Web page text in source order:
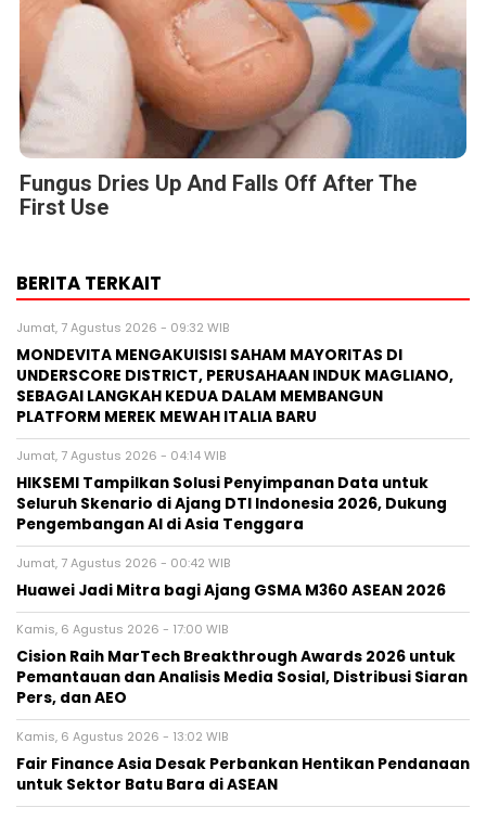
Fungus Dries Up And Falls Off After The
First Use
BERITA TERKAIT
Jumat, 7 Agustus 2026 - 09:32 WIB
MONDEVITA MENGAKUISISI SAHAM MAYORITAS DI
UNDERSCORE DISTRICT, PERUSAHAAN INDUK MAGLIANO,
SEBAGAI LANGKAH KEDUA DALAM MEMBANGUN
PLATFORM MEREK MEWAH ITALIA BARU
Jumat, 7 Agustus 2026 - 04:14 WIB
HIKSEMI Tampilkan Solusi Penyimpanan Data untuk
Seluruh Skenario di Ajang DTI Indonesia 2026, Dukung
Pengembangan AI di Asia Tenggara
Jumat, 7 Agustus 2026 - 00:42 WIB
Huawei Jadi Mitra bagi Ajang GSMA M360 ASEAN 2026
Kamis, 6 Agustus 2026 - 17:00 WIB
Cision Raih MarTech Breakthrough Awards 2026 untuk
Pemantauan dan Analisis Media Sosial, Distribusi Siaran
Pers, dan AEO
Kamis, 6 Agustus 2026 - 13:02 WIB
Fair Finance Asia Desak Perbankan Hentikan Pendanaan
untuk Sektor Batu Bara di ASEAN